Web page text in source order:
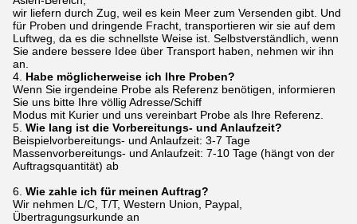
wir liefern durch Zug, weil es kein Meer zum Versenden gibt. Und
für Proben und dringende Fracht, transportieren wir sie auf dem
Luftweg, da es die schnellste Weise ist. Selbstverständlich, wenn
Sie andere bessere Idee über Transport haben, nehmen wir ihn
an.
4. Habe möglicherweise ich Ihre Proben?
Wenn Sie irgendeine Probe als Referenz benötigen, informieren
Sie uns bitte Ihre völlig Adresse/Schiff
Modus mit Kurier und uns vereinbart Probe als Ihre Referenz.
5. Wie lang ist die Vorbereitungs- und Anlaufzeit?
Beispielvorbereitungs- und Anlaufzeit: 3-7 Tage
Massenvorbereitungs- und Anlaufzeit: 7-10 Tage (hängt von der
Auftragsquantität) ab
6. Wie zahle ich für meinen Auftrag?
Wir nehmen L/C, T/T, Western Union, Paypal,
Übertragungsurkunde an